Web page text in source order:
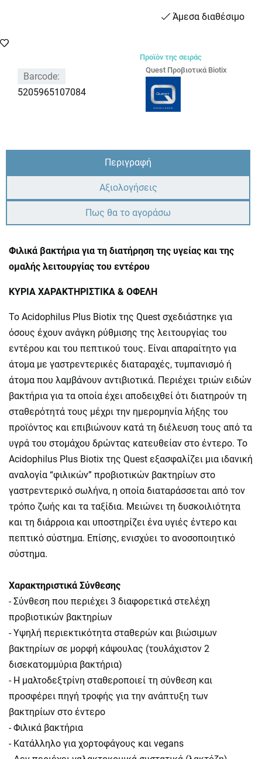
Άμεσα διαθέσιμο
Barcode:
5205965107084
Προϊόν της σειράς
Quest Προβιοτικά Biotix
Περιγραφή
Αξιολογήσεις
Πως θα το αγοράσω
Φιλικά βακτήρια για τη διατήρηση της υγείας και της
ομαλής λειτουργίας του εντέρου
ΚΥΡΙΑ ΧΑΡΑΚΤΗΡΙΣΤΙΚΑ & ΟΦΕΛΗ
Το Acidophilus Plus Biotix της Quest σχεδιάστηκε για
όσους έχουν ανάγκη ρύθμισης της λειτουργίας του
εντέρου και του πεπτικού τους. Είναι απαραίτητο για
άτομα με γαστρεντερικές διαταραχές, τυμπανισμό ή
άτομα που λαμβάνουν αντιβιοτικά. Περιέχει τριών ειδών
βακτήρια για τα οποία έχει αποδειχθεί ότι διατηρούν τη
σταθερότητά τους μέχρι την ημερομηνία λήξης του
προϊόντος και επιβιώνουν κατά τη διέλευση τους από τα
υγρά του στομάχου δρώντας κατευθείαν στο έντερο. Το
Acidophilus Plus Biotix της Quest εξασφαλίζει μια ιδανική
αναλογία “φιλικών” προβιοτικών βακτηρίων στο
γαστρεντερικό σωλήνα, η οποία διαταράσσεται από τον
τρόπο ζωής και τα ταξίδια. Μειώνει τη δυσκοιλιότητα
και τη διάρροια και υποστηρίζει ένα υγιές έντερο και
πεπτικό σύστημα. Επίσης, ενισχύει το ανοσοποιητικό
σύστημα.
Χαρακτηριστικά Σύνθεσης
- Σύνθεση που περιέχει 3 διαφορετικά στελέχη
προβιοτικών βακτηρίων
- Υψηλή περιεκτικότητα σταθερών και βιώσιμων
βακτηρίων σε μορφή κάψουλας (τουλάχιστον 2
δισεκατομμύρια βακτήρια)
- Η μαλτοδεξτρίνη σταθεροποιεί τη σύνθεση και
προσφέρει πηγή τροφής για την ανάπτυξη των
βακτηρίων στο έντερο
- Φιλικά βακτήρια
- Κατάλληλο για χορτοφάγους και vegans